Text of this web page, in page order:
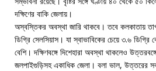
দক্ষিণের বাকি জেলায়।
অস্বস্তিকর অবস্থা জারি থাকবে। তবে কলকাতায়
ডিগ্রি সেলসিয়াস। যা স্বাভাবিকের চেয়ে ৩.৬ ডিগ্রি
বেশি। দক্ষিণবঙ্গে দিশেহারা অবস্থা থাকলেও
জলপাইগুড়িসহ একাধিক জেলা। বলা ভাল, উত্তরের সব